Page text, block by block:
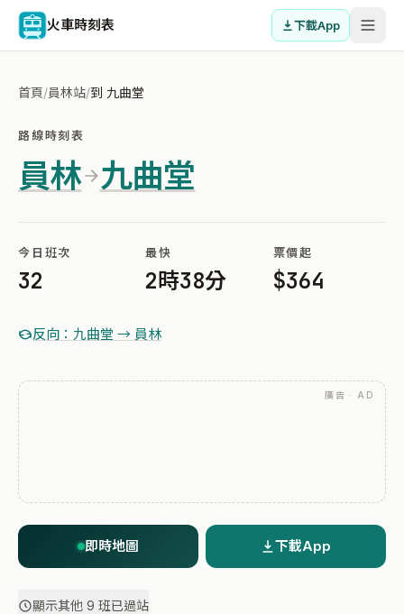
火車時刻表 下載App
首頁/員林站/到 九曲堂
路線時刻表
員林 九曲堂
今日班次
32
最快
2時38分
票價起
$364
反向：九曲堂 → 員林
廣告 · AD
即時地圖 下載App
顯示其他 9 班已過站